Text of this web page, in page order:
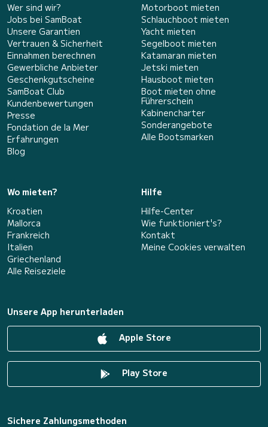
Wer sind wir?
Jobs bei SamBoat
Unsere Garantien
Vertrauen & Sicherheit
Einnahmen berechnen
Gewerbliche Anbieter
Geschenkgutscheine
SamBoat Club
Kundenbewertungen
Presse
Fondation de la Mer
Erfahrungen
Blog
Motorboot mieten
Schlauchboot mieten
Yacht mieten
Segelboot mieten
Katamaran mieten
Jetski mieten
Hausboot mieten
Boot mieten ohne
Führerschein
Kabinencharter
Sonderangebote
Alle Bootsmarken
Wo mieten?
Kroatien
Mallorca
Frankreich
Italien
Griechenland
Alle Reiseziele
Hilfe
Hilfe-Center
Wie funktioniert's?
Kontakt
Meine Cookies verwalten
Unsere App herunterladen
Apple Store
Play Store
Sichere Zahlungsmethoden